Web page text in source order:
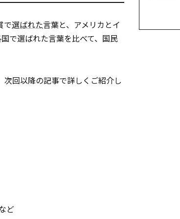
で選ばれた言葉と、アメリカとイ
で選ばれた言葉を比べて、国民
回以降の記事で詳しくご紹介し
ど